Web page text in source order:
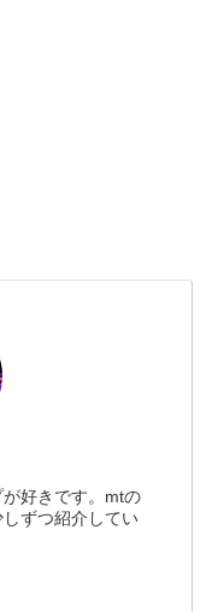
好きです。mtの
ずつ紹介してい